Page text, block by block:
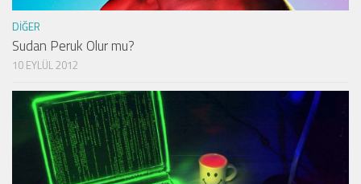
DIĞER
Sudan Peruk Olur mu?
10 EYLÜL 2012